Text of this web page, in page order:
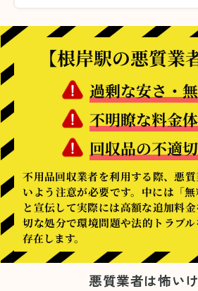
【根岸駅の悪質業
過剰な安さ・
不明瞭な料金
回収品の不適
不用品回収業者を利用する際、悪
いよう注意が必要です。中には「無
と宣伝して実際には高額な追加料
切な処分で環境問題や法的トラブ
存在します。
悪質業者は怖いけ